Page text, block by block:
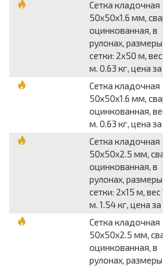
Сетка кладочная
50x50x1.6 мм,
оцинкованная, в
рулонах, размеры
сетки: 2x50 м, вес
м. 0.63 кг, цена
Сетка кладочная
50x50x1.6 мм,
оцинкованная,
м. 0.63 кг, цена
Сетка кладочная
50x50x2.5 мм,
оцинкованная, в
рулонах, размеры
сетки: 2x15 м, вес
м. 1.54 кг, цена
Сетка кладочная
50x50x2.5 мм,
оцинкованная, в
рулонах, размеры